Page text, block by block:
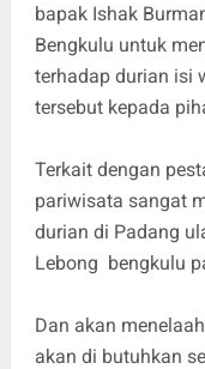
bapak Ishak
Bengkulu untuk
terhadap durian isi
tersebut kepada
Terkait dengan
pariwisata sangat
durian di Padang
Lebong bengkulu
Dan akan
akan di butuhkan